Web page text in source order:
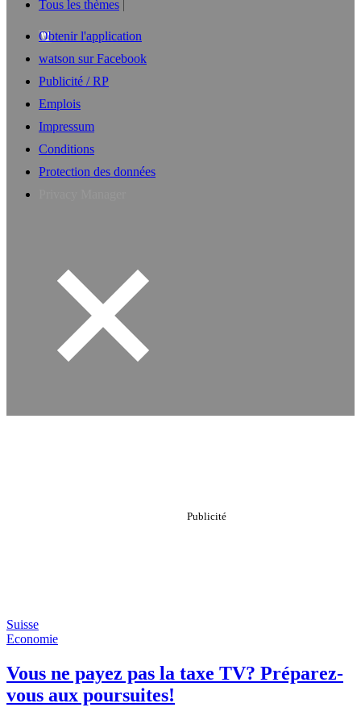
Tous les thèmes
Obtenir l'application
watson sur Facebook
Publicité / RP
Emplois
Impressum
Conditions
Protection des données
Suisse
Economie
Vous ne payez pas la taxe TV? Préparez-
vous aux poursuites!